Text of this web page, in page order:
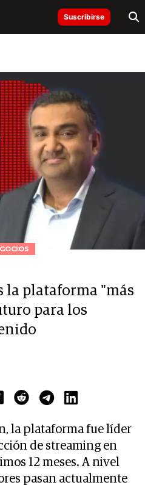
Suscribirse
la plataforma "más
para los
la plataforma fue líder
de streaming en
12 meses. A nivel
pasan actualmente